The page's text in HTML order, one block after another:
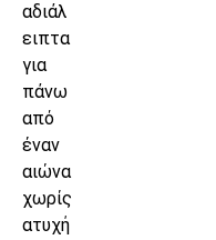
αδιάλ
ειπτα
για
πάνω
από
έναν
αιώνα
χωρίς
ατυχή